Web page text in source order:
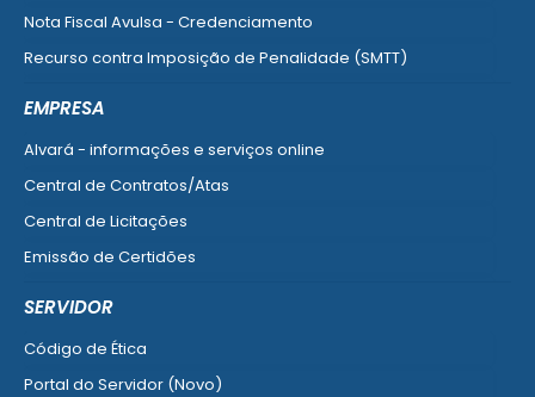
Nota Fiscal Avulsa - Credenciamento
Recurso contra Imposição de Penalidade (SMTT)
EMPRESA
Alvará - informações e serviços online
Central de Contratos/Atas
Central de Licitações
Emissão de Certidões
SERVIDOR
Código de Ética
Portal do Servidor (Novo)